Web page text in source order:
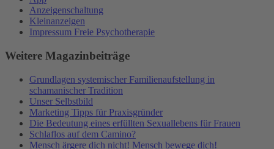
Anzeigenschaltung
Kleinanzeigen
Impressum Freie Psychotherapie
Weitere Magazinbeiträge
Grundlagen systemischer Familienaufstellung in
schamanischer Tradition
Unser Selbstbild
Marketing Tipps für Praxisgründer
Die Bedeutung eines erfüllten Sexuallebens für Frauen
Schlaflos auf dem Camino?
Mensch ärgere dich nicht! Mensch bewege dich!